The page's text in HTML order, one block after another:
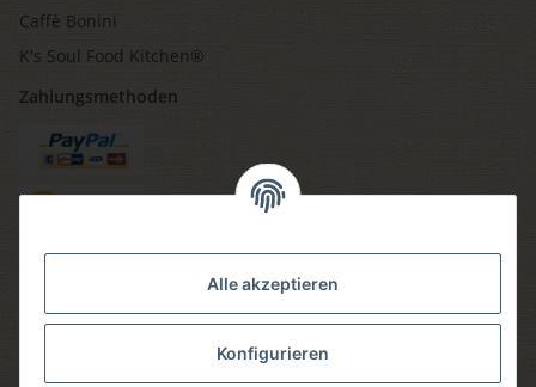
Alle akzeptieren
Konfigurieren
Caffè Bonini
K's Soul Food Kitchen®
Zahlungsmethoden
Versandmethoden